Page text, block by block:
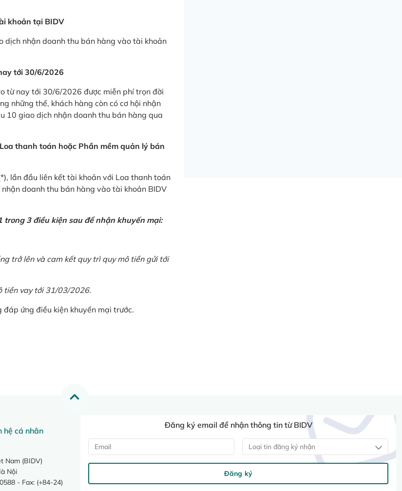
khoản tại BIDV
dịch nhận doanh thu bán hàng vào tài khoản
tới 30/6/2026
từ nay tới 30/6/2026 được miễn phí trọn đời
những thế, khách hàng còn có cơ hội nhận
10 giao dịch nhận doanh thu bán hàng qua
thanh toán hoặc Phần mềm quản lý bán
lần đầu liên kết tài khoản với Loa thanh toán
doanh thu bán hàng vào tài khoản BIDV
3 điều kiện sau để nhận khuyến mại:
trở lên và cam kết quy trì quy mô tiền gửi tới
tiền vay tới 31/03/2026.
ứng điều kiện khuyến mại trước.
hệ cá nhân
Nam (BIDV)
Nội
- Fax: (+84-24)
Đăng ký email để nhận thông tin từ BIDV
Loại tin đăng ký nhận
Đăng ký